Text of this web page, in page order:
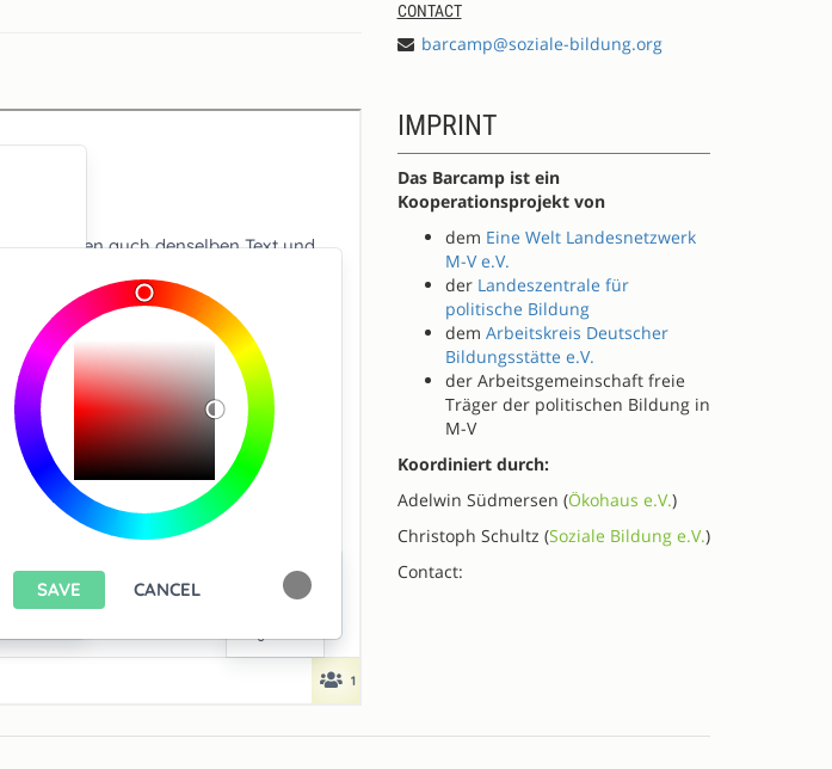
CONTACT
barcamp@soziale-bildung.org
IMPRINT
Das Barcamp ist ein
Kooperationsprojekt von
dem Eine Welt Landesnetzwerk
M-V e.V.
der Landeszentrale für
politische Bildung
dem Arbeitskreis Deutscher
Bildungsstätte e.V.
der Arbeitsgemeinschaft freie
Träger der politischen Bildung in
M-V
Koordiniert durch:
Adelwin Südmersen (Ökohaus e.V.)
Christoph Schultz (Soziale Bildung e.V.)
Contact: